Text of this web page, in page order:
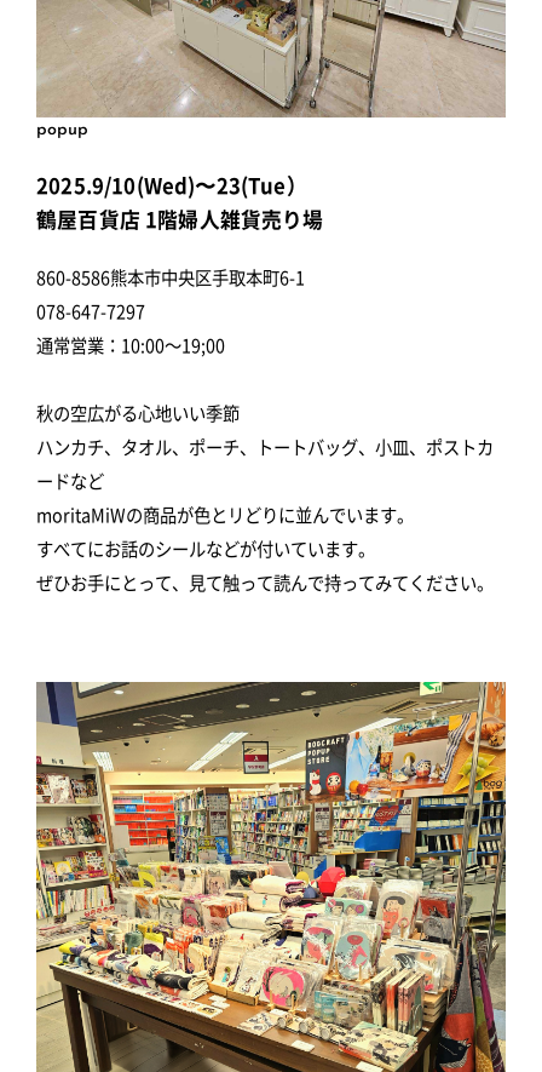
popup
2025.9/10(Wed)〜23(Tue）
鶴屋百貨店 1階婦人雑貨売り場
860-8586熊本市中央区手取本町6-1
078-647-7297
通常営業：10:00～19;00
秋の空広がる心地いい季節
ハンカチ、タオル、ポーチ、トートバッグ、小皿、ポストカ
ードなど
moritaMiWの商品が色とリどりに並んでいます。
すべてにお話のシールなどが付いています。
ぜひお手にとって、見て触って読んで持ってみてください。